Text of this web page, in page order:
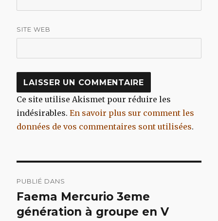
SITE WEB
Ce site utilise Akismet pour réduire les
indésirables.En savoir plus sur comment les
données de vos commentaires sont utilisées.
de
l’article
PUBLIÉ DANS
Faema Mercurio 3eme
génération à groupe en V